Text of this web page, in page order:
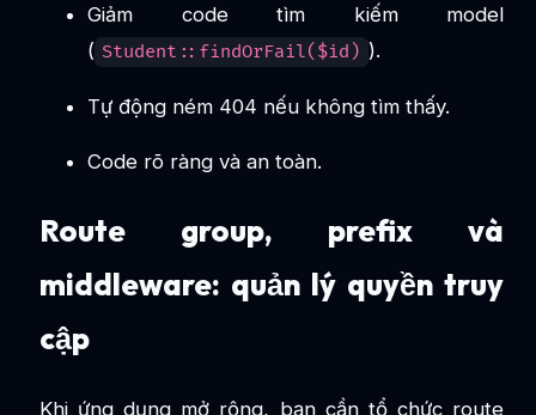
Giảm code tìm kiếm model
( Student::findOrFail($id) ).
Tự động ném 404 nếu không tìm thấy.
Code rõ ràng và an toàn.
Route group, prefix và
middleware: quản lý quyền truy
cập
Khi ứng dụng mở rộng, bạn cần tổ chức route